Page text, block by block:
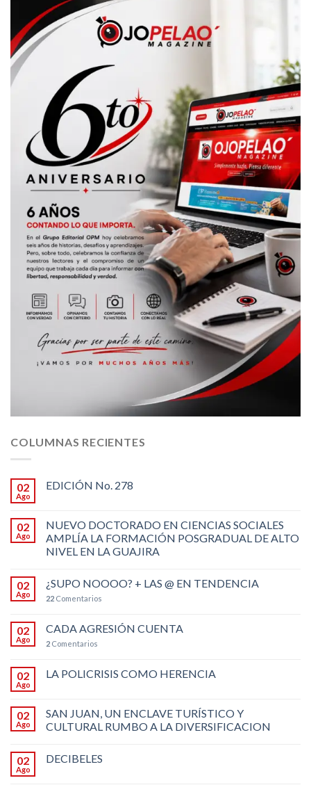
COLUMNAS RECIENTES
02
Ago
EDICIÓN No. 278
02
Ago
NUEVO DOCTORADO EN CIENCIAS SOCIALES
AMPLÍA LA FORMACIÓN POSGRADUAL DE ALTO
NIVEL EN LA GUAJIRA
02
Ago
¿SUPO NOOOO? + LAS @ EN TENDENCIA
22 Comentarios
02
Ago
CADA AGRESIÓN CUENTA
2 Comentarios
02
Ago
LA POLICRISIS COMO HERENCIA
02
Ago
SAN JUAN, UN ENCLAVE TURÍSTICO Y
CULTURAL RUMBO A LA DIVERSIFICACION
02
Ago
DECIBELES